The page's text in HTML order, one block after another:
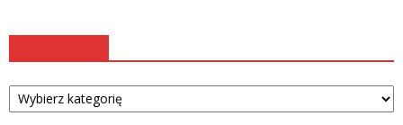
Kategorie